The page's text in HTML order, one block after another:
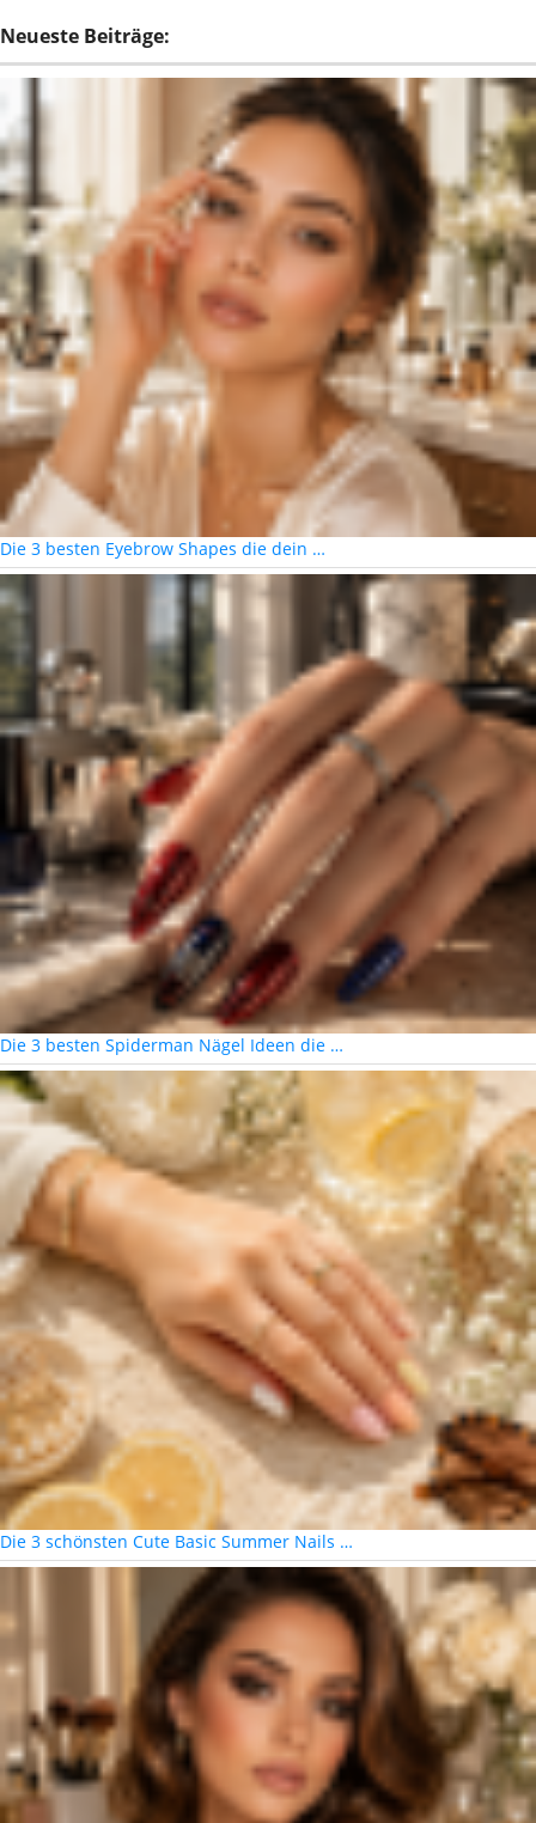
Neueste Beiträge:
Die 3 besten Eyebrow Shapes die dein …
Die 3 besten Spiderman Nägel Ideen die …
Die 3 schönsten Cute Basic Summer Nails …